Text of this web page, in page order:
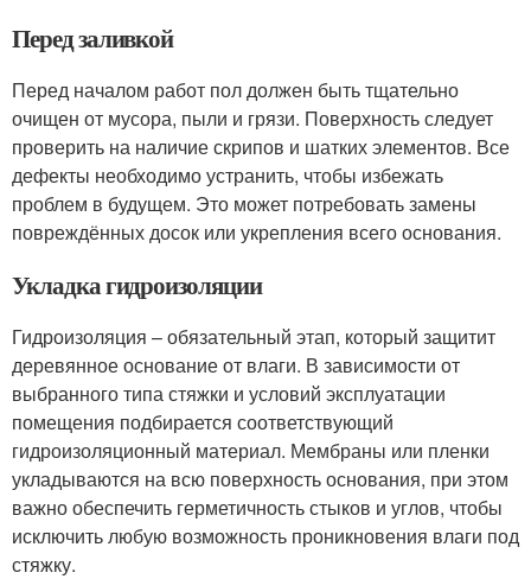
Перед заливкой
Перед началом работ пол должен быть тщательно
очищен от мусора, пыли и грязи. Поверхность следует
проверить на наличие скрипов и шатких элементов. Все
дефекты необходимо устранить, чтобы избежать
проблем в будущем. Это может потребовать замены
повреждённых досок или укрепления всего основания.
Укладка гидроизоляции
Гидроизоляция – обязательный этап, который защитит
деревянное основание от влаги. В зависимости от
выбранного типа стяжки и условий эксплуатации
помещения подбирается соответствующий
гидроизоляционный материал. Мембраны или пленки
укладываются на всю поверхность основания, при этом
важно обеспечить герметичность стыков и углов, чтобы
исключить любую возможность проникновения влаги под
стяжку.